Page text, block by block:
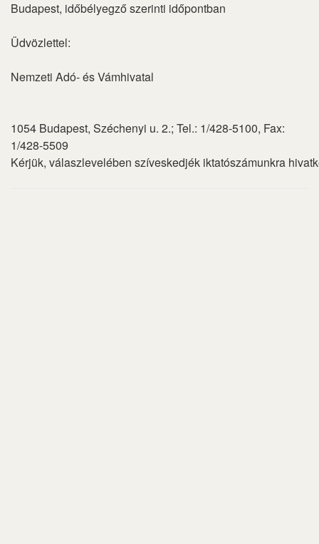
Budapest, időbélyegző szerinti időpontban
Üdvözlettel:
Nemzeti Adó- és Vámhivatal
1054 Budapest, Széchenyi u. 2.; Tel.: 1/428-5100, Fax:
1/428-5509
Kérjük, válaszlevelében szíveskedjék iktatószámunkra